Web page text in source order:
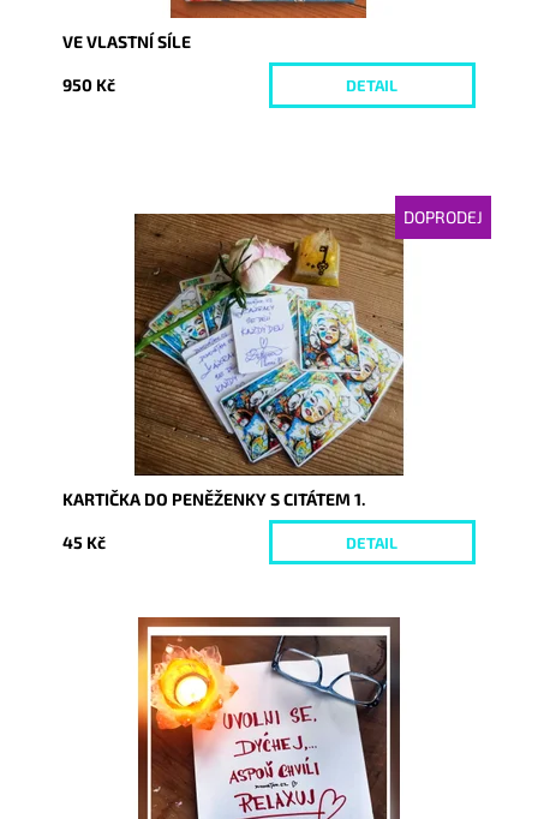
VE VLASTNÍ SÍLE
950 Kč DETAIL
DOPRODEJ
Dostupnost:
Vyprodáno
3228
KARTIČKA DO PENĚŽENKY S CITÁTEM 1.
45 Kč DETAIL
Dostupnost:
Skladem
1331/50